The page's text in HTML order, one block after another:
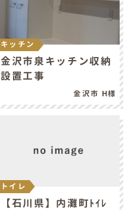
キッチン
金沢市泉キッチン収納
設置工事
金沢市 H様
トイレ
【石川県】内灘町ﾄｲﾚ